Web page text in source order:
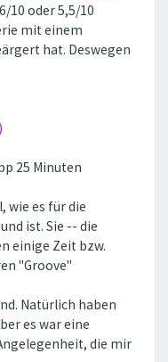
10 oder 5,5/10
mit einem
hat. Deswegen
25 Minuten
wie es für die
ist. Sie -- die
einige Zeit bzw.
''Groove''
Natürlich haben
es war eine
die mir